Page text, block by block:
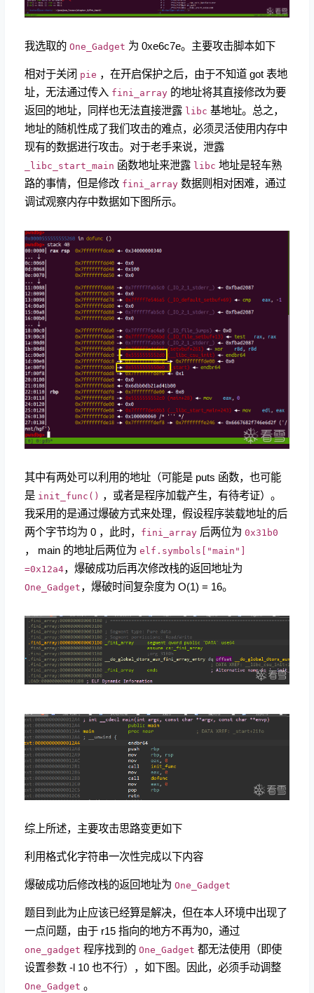
我选取的 One_Gadget 为 0xe6c7e。主要攻击脚本如下
相对于关闭 pie ，在开启保护之后，由于不知道 got 表地
址，无法通过传入 fini_array 的地址将其直接修改为要
返回的地址，同样也无法直接泄露 libc 基地址。总之，
地址的随机性成了我们攻击的难点，必须灵活使用内存中
现有的数据进行攻击。对于老手来说，泄露
_libc_start_main 函数地址来泄露 libc 地址是轻车熟
路的事情，但是修改 fini_array 数据则相对困难，通过
调试观察内存中数据如下图所示。
其中有两处可以利用的地址（可能是 puts 函数，也可能
是 init_func() ，或者是程序加载产生，有待考证）。
我采用的是通过爆破方式来处理，假设程序装载地址的后
两个字节均为 0 ，此时， fini_array 后两位为 0x31b0
， main 的地址后两位为 elf.symbols["main"]
=0x12a4，爆破成功后再次修改栈的返回地址为
One_Gadget，爆破时间复杂度为 O(1) = 16。
综上所述，主要攻击思路变更如下
利用格式化字符串一次性完成以下内容
爆破成功后修改栈的返回地址为 One_Gadget
题目到此为止应该已经算是解决，但在本人环境中出现了
一点问题，由于 r15 指向的地方不再为0，通过
one_gadget 程序找到的 One_Gadget 都无法使用（即使
设置参数 -l 10 也不行），如下图。因此，必须手动调整
One_Gadget 。